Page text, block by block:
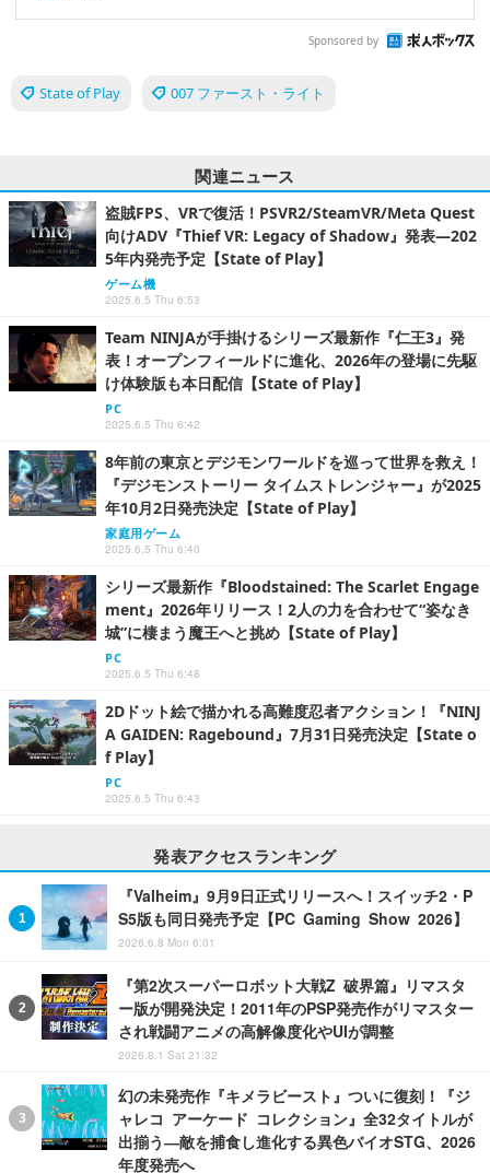
Sponsored by
State of Play 007 ファースト・ライト
関連ニュース
盗賊FPS、VRで復活！PSVR2/SteamVR/Meta Quest
向けADV『Thief VR: Legacy of Shadow』発表―202
5年内発売予定【State of Play】
ゲーム機
2025.6.5 Thu 6:53
Team NINJAが手掛けるシリーズ最新作『仁王3』発
表！オープンフィールドに進化、2026年の登場に先駆
け体験版も本日配信【State of Play】
PC
2025.6.5 Thu 6:42
8年前の東京とデジモンワールドを巡って世界を救え！
『デジモンストーリー タイムストレンジャー』が2025
年10月2日発売決定【State of Play】
家庭用ゲーム
2025.6.5 Thu 6:40
シリーズ最新作『Bloodstained: The Scarlet Engage
ment』2026年リリース！2人の力を合わせて“姿なき
城”に棲まう魔王へと挑め【State of Play】
PC
2025.6.5 Thu 6:48
2Dドット絵で描かれる高難度忍者アクション！『NINJ
A GAIDEN: Ragebound』7月31日発売決定【State o
f Play】
PC
2025.6.5 Thu 6:43
発表アクセスランキング
『Valheim』9月9日正式リリースへ！スイッチ2・P
S5版も同日発売予定【PC Gaming Show 2026】
2026.6.8 Mon 6:01
『第2次スーパーロボット大戦Z 破界篇』リマスタ
ー版が開発決定！2011年のPSP発売作がリマスター
され戦闘アニメの高解像度化やUIが調整
2026.8.1 Sat 21:32
幻の未発売作『キメラビースト』ついに復刻！『ジ
ャレコ アーケード コレクション』全32タイトルが
出揃う―敵を捕食し進化する異色バイオSTG、2026
年度発売へ